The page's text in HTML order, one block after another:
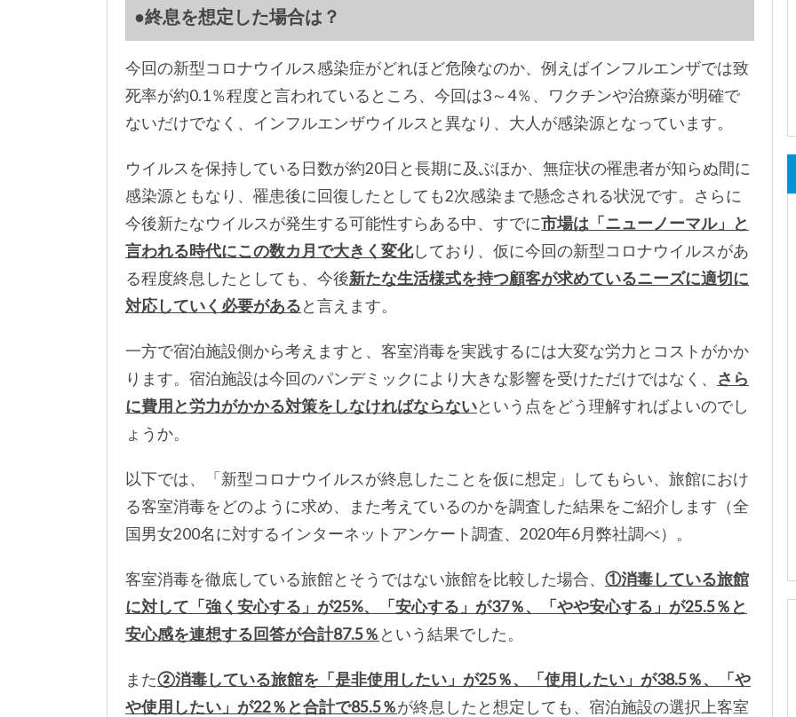
●終息を想定した場合は？
今回の新型コロナウイルス感染症がどれほど危険なのか、例えばインフルエンザでは致
死率が約0.1％程度と言われているところ、今回は3～4％、ワクチンや治療薬が明確で
ないだけでなく、インフルエンザウイルスと異なり、大人が感染源となっています。
ウイルスを保持している日数が約20日と長期に及ぶほか、無症状の罹患者が知らぬ間に
感染源ともなり、罹患後に回復したとしても2次感染まで懸念される状況です。さらに
今後新たなウイルスが発生する可能性すらある中、すでに市場は「ニューノーマル」と
言われる時代にこの数カ月で大きく変化しており、仮に今回の新型コロナウイルスがあ
る程度終息したとしても、今後新たな生活様式を持つ顧客が求めているニーズに適切に
対応していく必要があると言えます。
一方で宿泊施設側から考えますと、客室消毒を実践するには大変な労力とコストがかか
ります。宿泊施設は今回のパンデミックにより大きな影響を受けただけではなく、 さら
に費用と労力がかかる対策をしなければならないという点をどう理解すればよいのでし
ょうか。
以下では、「新型コロナウイルスが終息したことを仮に想定」してもらい、旅館におけ
る客室消毒をどのように求め、また考えているのかを調査した結果をご紹介します（全
国男女200名に対するインターネットアンケート調査、2020年6月弊社調べ）。
客室消毒を徹底している旅館とそうではない旅館を比較した場合、 ①消毒している旅館
に対して「強く安心する」が25%、「安心する」が37％、「やや安心する」が25.5％と
安心感を連想する回答が合計87.5％ という結果でした。
また②消毒している旅館を「是非使用したい」が25％、「使用したい」が38.5％、「や
や使用したい」が22％と合計で85.5％が終息したと想定しても、宿泊施設の選択上客室